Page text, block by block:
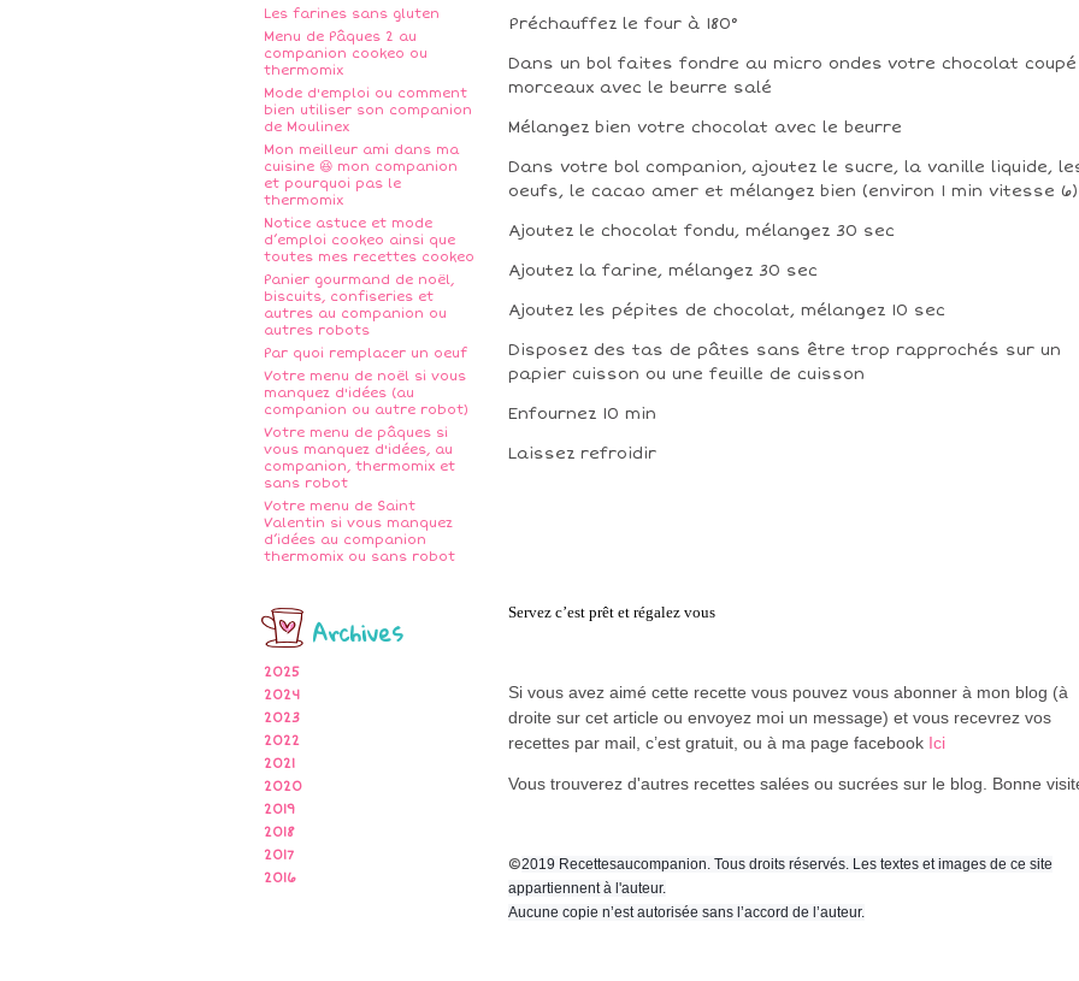
Les farines sans gluten
Menu de Pâques 2 au
companion cookeo ou
thermomix
Mode d'emploi ou comment
bien utiliser son companion
de Moulinex
Mon meilleur ami dans ma
cuisine 😆 mon companion
et pourquoi pas le
thermomix
Notice astuce et mode
d’emploi cookeo ainsi que
toutes mes recettes cookeo
Panier gourmand de noël,
biscuits, confiseries et
autres au companion ou
autres robots
Par quoi remplacer un oeuf
Votre menu de noël si vous
manquez d'idées (au
companion ou autre robot)
Votre menu de pâques si
vous manquez d'idées, au
companion, thermomix et
sans robot
Votre menu de Saint
Valentin si vous manquez
d’idées au companion
thermomix ou sans robot
Archives
2025
2024
2023
2022
2021
2020
2019
2018
2017
2016
Préchauffez le four à 180°
Dans un bol faites fondre au micro ondes votre chocolat coupé
morceaux avec le beurre salé
Mélangez bien votre chocolat avec le beurre
Dans votre bol companion, ajoutez le sucre, la vanille liquide,
oeufs, le cacao amer et mélangez bien (environ 1 min vitesse 6)
Ajoutez le chocolat fondu, mélangez 30 sec
Ajoutez la farine, mélangez 30 sec
Ajoutez les pépites de chocolat, mélangez 10 sec
Disposez des tas de pâtes sans être trop rapprochés sur un
papier cuisson ou une feuille de cuisson
Enfournez 10 min
Laissez refroidir
Servez c’est prêt et régalez vous
Si vous avez aimé cette recette vous pouvez vous abonner à mon blog (à
droite sur cet article ou envoyez moi un message) et vous recevrez vos
recettes par mail, c’est gratuit , ou à ma page facebook Ici
Vous trouverez d'autres recettes salées ou sucrées sur le blog. Bonne
©2019 Recettesaucompanion. Tous droits réservés. Les textes et images de ce site
appartiennent à l'auteur.
Aucune copie n’est autorisée sans l’accord de l’auteur.